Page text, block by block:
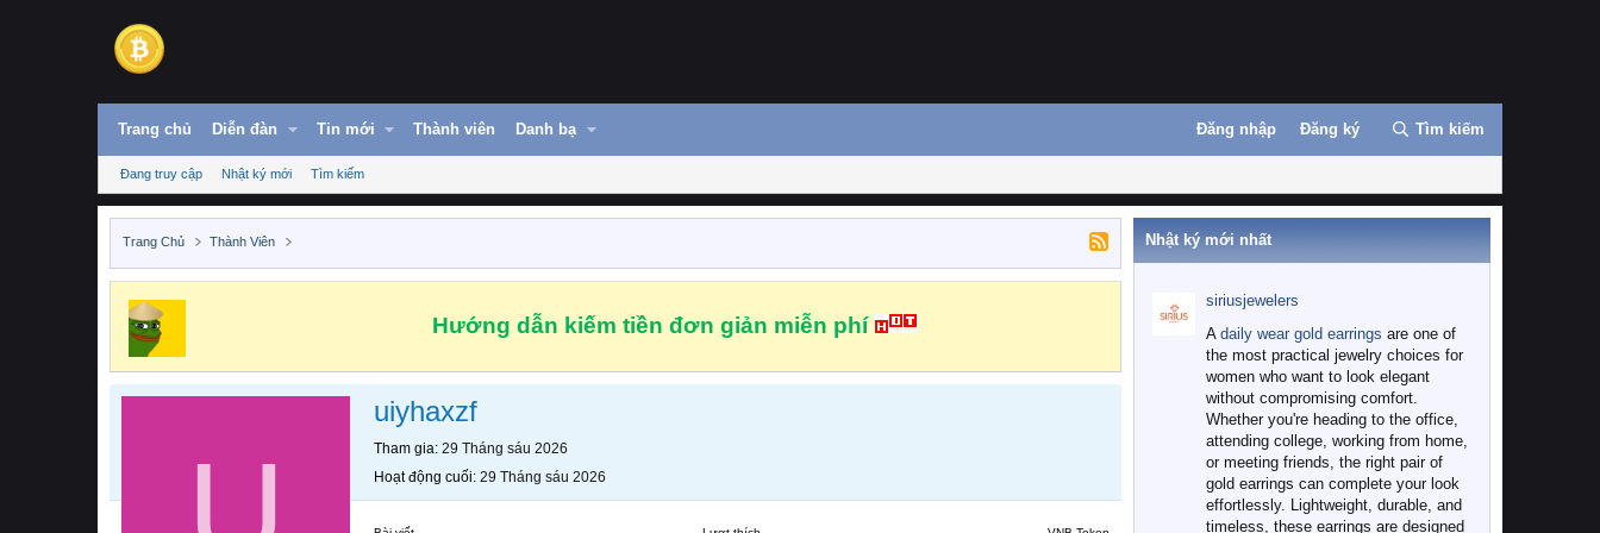
Trang chủ Diễn đàn Tin mới Thành viên Danh bạ Đăng nhập Đăng ký Tìm kiếm
Đang truy cập Nhật ký mới Tìm kiếm
Trang Chủ Thành Viên
Hướng dẫn kiếm tiền đơn giản miễn phí
uiyhaxzf
Tham gia 29 Tháng sáu 2026
Hoạt động cuối 29 Tháng sáu 2026
Nhật ký mới nhất
siriusjewelers
A daily wear gold earrings are one of
the most practical jewelry choices for
women who want to look elegant
without compromising comfort.
Whether you're heading to the office,
attending college, working from home,
or meeting friends, the right pair of
gold earrings can complete your look
effortlessly. Lightweight, durable, and
timeless, these earrings are designed